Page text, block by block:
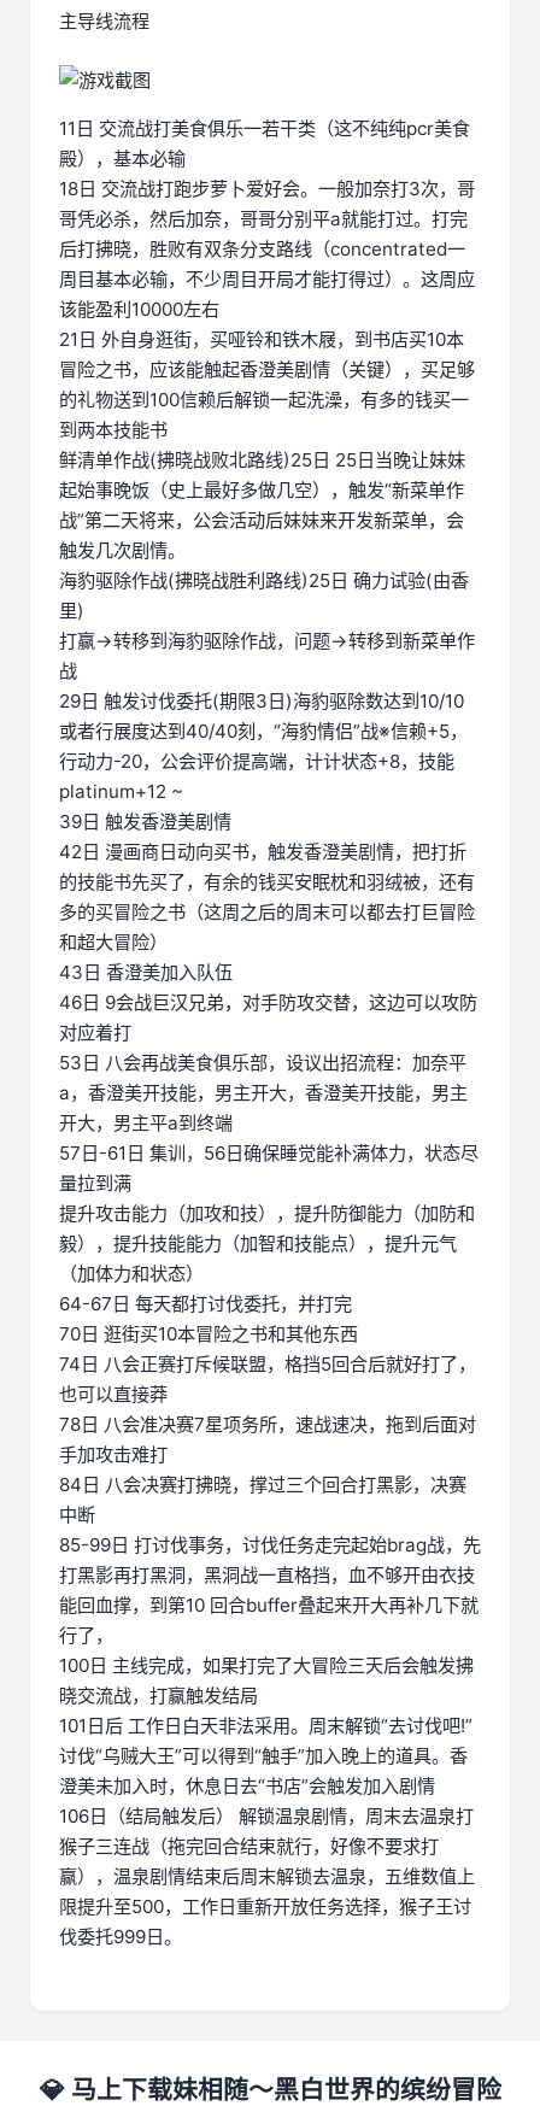
主导线流程
11日 交流战打美食俱乐一若干类（这不纯纯pcr美食
殿），基本必输
18日 交流战打跑步萝卜爱好会。一般加奈打3次，哥
哥凭必杀，然后加奈，哥哥分别平a就能打过。打完
后打拂晓，胜败有双条分支路线（concentrated一
周目基本必输，不少周目开局才能打得过）。这周应
该能盈利10000左右
21日 外自身逛街，买哑铃和铁木屐，到书店买10本
冒险之书，应该能触起香澄美剧情（关键），买足够
的礼物送到100信赖后解锁一起洗澡，有多的钱买一
到两本技能书
鲜清单作战(拂晓战败北路线)25日 25日当晚让妹妹
起始事晚饭（史上最好多做几空），触发“新菜单作
战”第二天将来，公会活动后妹妹来开发新菜单，会
触发几次剧情。
海豹驱除作战(拂晓战胜利路线)25日 确力试验(由香
里)
打赢→转移到海豹驱除作战，问题→转移到新菜单作
战
29日 触发讨伐委托(期限3日)海豹驱除数达到10/10
或者行展度达到40/40刻，“海豹情侣”战※信赖+5，
行动力-20，公会评价提高端，计计状态+8，技能
platinum+12 ~
39日 触发香澄美剧情
42日 漫画商日动向买书，触发香澄美剧情，把打折
的技能书先买了，有余的钱买安眠枕和羽绒被，还有
多的买冒险之书（这周之后的周末可以都去打巨冒险
和超大冒险）
43日 香澄美加入队伍
46日 9会战巨汉兄弟，对手防攻交替，这边可以攻防
对应着打
53日 八会再战美食俱乐部，设议出招流程：加奈平
a，香澄美开技能，男主开大，香澄美开技能，男主
开大，男主平a到终端
57日-61日 集训，56日确保睡觉能补满体力，状态尽
量拉到满
提升攻击能力（加攻和技），提升防御能力（加防和
毅），提升技能能力（加智和技能点），提升元气
（加体力和状态）
64-67日 每天都打讨伐委托，并打完
70日 逛街买10本冒险之书和其他东西
74日 八会正赛打斥候联盟，格挡5回合后就好打了，
也可以直接莽
78日 八会准决赛7星项务所，速战速决，拖到后面对
手加攻击难打
84日 八会决赛打拂晓，撑过三个回合打黑影，决赛
中断
85-99日 打讨伐事务，讨伐任务走完起始brag战，先
打黑影再打黑洞，黑洞战一直格挡，血不够开由衣技
能回血撑，到第10 回合buffer叠起来开大再补几下就
行了，
100日 主线完成，如果打完了大冒险三天后会触发拂
晓交流战，打赢触发结局
101日后 工作日白天非法采用。周末解锁“去讨伐吧!”
讨伐“乌贼大王”可以得到“触手”加入晚上的道具。香
澄美未加入时，休息日去“书店”会触发加入剧情
106日（结局触发后） 解锁温泉剧情，周末去温泉打
猴子三连战（拖完回合结束就行，好像不要求打
赢），温泉剧情结束后周末解锁去温泉，五维数值上
限提升至500，工作日重新开放任务选择，猴子王讨
伐委托999日。
💎 马上下载妹相随～黑白世界的缤纷冒险